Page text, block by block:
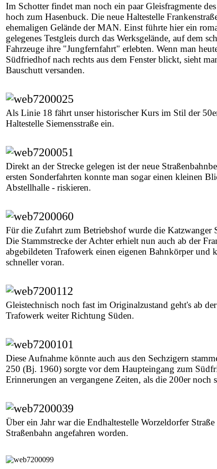
Im Schotter findet man noch ein paar Gleisfragmente
hoch zum Hasenbuck. Die neue Haltestelle
ehemaligen Gelände der MAN. Einst führte hier ein
gelegenes Testgleis durch das Werksgelände, auf dem
Fahrzeuge ihre "Jungfernfahrt" erlebten. Wenn man
Südfriedhof nach rechts aus dem Fenster blickt, sieht
Bauschutt versanden.
Als Linie 18 fährt unser historischer Kurs im Stil der
Haltestelle Siemensstraße ein.
Direkt an der Strecke gelegen ist der neue
ersten Sonderfahrten konnte man sogar einen kleinen
Abstellhalle - riskieren.
Für die Zufahrt zum Betriebshof wurde die Katzwanger
Die Stammstrecke der Achter erhielt nun auch ab der
abgebildeten Trafowerk einen eigenen Bahnkörper und
schneller voran.
Gleistechnisch noch fast im Originalzustand geht's ab
Trafowerk weiter Richtung Süden.
Diese Aufnahme könnte auch aus den Sechzigern
250 (Bj. 1960) sorgte vor dem Haupteingang zum
Erinnerungen an vergangene Zeiten, als die 200er noch
Über ein Jahr war die Endhaltestelle Worzeldorfer
Straßenbahn angefahren worden.